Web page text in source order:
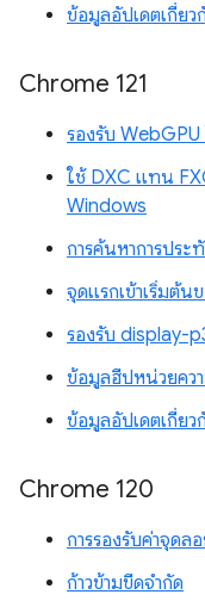
ข้อมูลอัปเดตเกี่ย
Chrome 121
รองรับ
ใช้ DXC แทน
Windows
การค้นหาการประ
จุดแรกเข้าเริ่มต้น
รองรับ display-
ข้อมูลฮีปหน่วยคว
ข้อมูลอัปเดตเกี่ย
Chrome 120
การรองรับค่าจุดล
ก้าวข้ามขีดจำกัด